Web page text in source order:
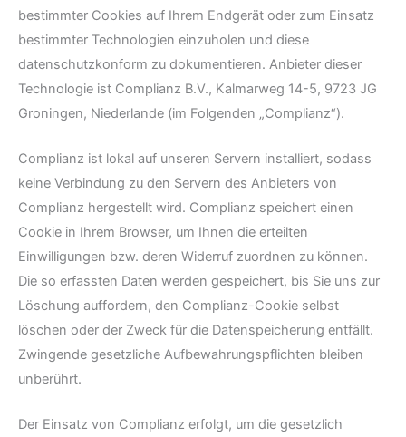
bestimmter Cookies auf Ihrem Endgerät oder zum Einsatz
bestimmter Technologien einzuholen und diese
datenschutzkonform zu dokumentieren. Anbieter dieser
Technologie ist Complianz B.V., Kalmarweg 14-5, 9723 JG
Groningen, Niederlande (im Folgenden „Complianz“).
Complianz ist lokal auf unseren Servern installiert, sodass
keine Verbindung zu den Servern des Anbieters von
Complianz hergestellt wird. Complianz speichert einen
Cookie in Ihrem Browser, um Ihnen die erteilten
Einwilligungen bzw. deren Widerruf zuordnen zu können.
Die so erfassten Daten werden gespeichert, bis Sie uns zur
Löschung auffordern, den Complianz-Cookie selbst
löschen oder der Zweck für die Datenspeicherung entfällt.
Zwingende gesetzliche Aufbewahrungspflichten bleiben
unberührt.
Der Einsatz von Complianz erfolgt, um die gesetzlich